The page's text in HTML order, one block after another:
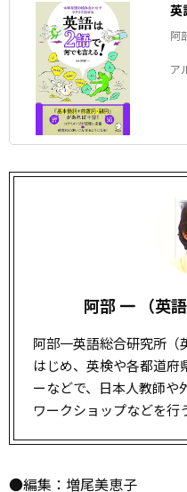
英
阿
ア
阿部 一 （英
阿部一英語総合研究所（
はじめ、英検や各都道府
ーなどで、日本人教師や
ワークショップなどを行
●編集：増尾美恵子